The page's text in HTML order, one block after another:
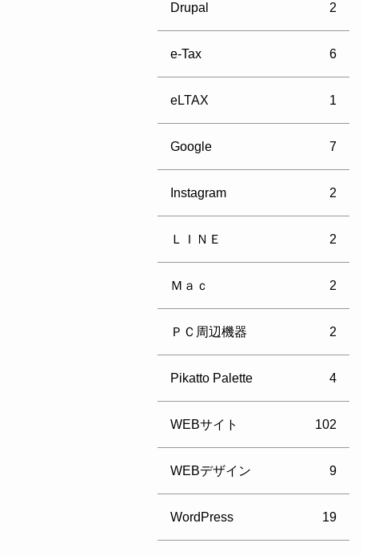
Drupal 2
e-Tax 6
eLTAX 1
Google 7
Instagram 2
ＬＩＮＥ 2
Ｍａｃ 2
ＰＣ周辺機器 2
Pikatto Palette 4
WEBサイト 102
WEBデザイン 9
WordPress 19